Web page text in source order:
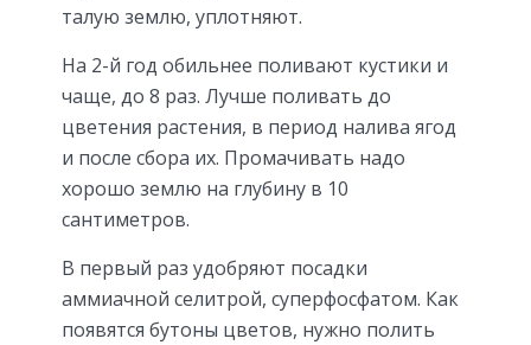
талую землю, уплотняют.
На 2-й год обильнее поливают кустики и
чаще, до 8 раз. Лучше поливать до
цветения растения, в период налива ягод
и после сбора их. Промачивать надо
хорошо землю на глубину в 10
сантиметров.
В первый раз удобряют посадки
аммиачной селитрой, суперфосфатом. Как
появятся бутоны цветов, нужно полить